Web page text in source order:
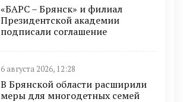
«БАРС – Брянск» и филиал
Президентской академии
подписали соглашение
6 августа 2026, 12:28
В Брянской области расширили
меры для многодетных семей